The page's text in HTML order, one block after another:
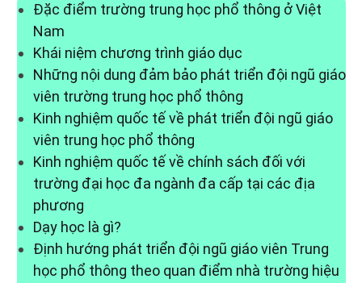
Đặc điểm trường trung học phổ thông ở Việt
Nam
Khái niệm chương trình giáo dục
Những nội dung đảm bảo phát triển đội ngũ giáo
viên trường trung học phổ thông
Kinh nghiệm quốc tế về phát triển đội ngũ giáo
viên trung học phổ thông
Kinh nghiệm quốc tế về chính sách đối với
trường đại học đa ngành đa cấp tại các địa
phương
Dạy học là gì?
Định hướng phát triển đội ngũ giáo viên Trung
học phổ thông theo quan điểm nhà trường hiệu